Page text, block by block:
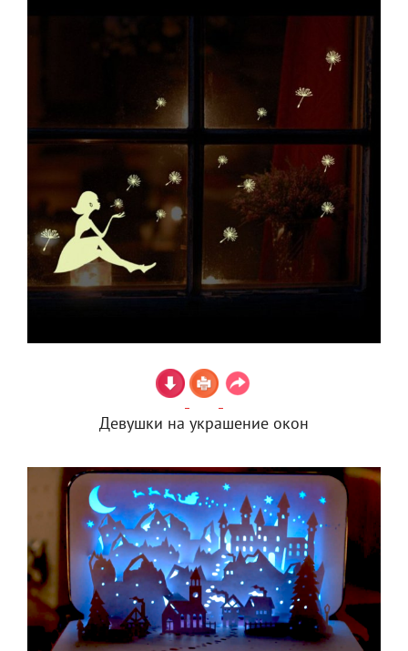
Девушки на украшение окон